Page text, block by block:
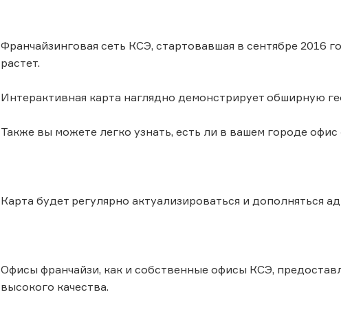
Франчайзинговая сеть КСЭ, стартовавшая в сентябре 2016
растет.
Интерактивная карта наглядно демонстрирует обширную
Также вы можете легко узнать, есть ли в вашем городе
Карта будет регулярно актуализироваться и дополняться
Офисы франчайзи, как и собственные офисы КСЭ,
высокого качества.